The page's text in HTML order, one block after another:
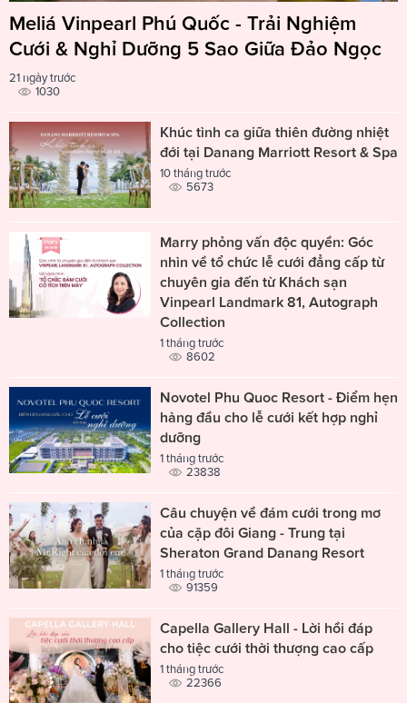
Meliá Vinpearl Phú Quốc - Trải Nghiệm
Cưới & Nghỉ Dưỡng 5 Sao Giữa Đảo Ngọc
21 ngày trước
1030
Khúc tình ca giữa thiên đường nhiệt
đới tại Danang Marriott Resort & Spa
10 tháng trước
5673
Marry phỏng vấn độc quyền: Góc
nhìn về tổ chức lễ cưới đẳng cấp từ
chuyên gia đến từ Khách sạn
Vinpearl Landmark 81, Autograph
Collection
1 tháng trước
8602
Novotel Phu Quoc Resort - Điểm hẹn
hàng đầu cho lễ cưới kết hợp nghỉ
dưỡng
1 tháng trước
23838
Câu chuyện về đám cưới trong mơ
của cặp đôi Giang - Trung tại
Sheraton Grand Danang Resort
1 tháng trước
91359
Capella Gallery Hall - Lời hồi đáp
cho tiệc cưới thời thượng cao cấp
1 tháng trước
22366